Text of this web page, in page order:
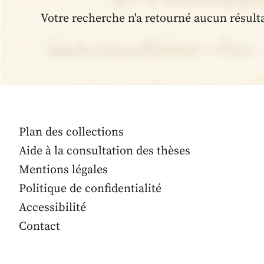
Votre recherche n'a retourné aucun
Plan des collections
Aide à la consultation des thèses
Mentions légales
Politique de confidentialité
Accessibilité
Contact